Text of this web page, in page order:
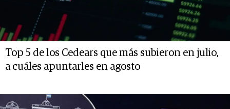
Top 5 de los Cedears que más subieron en julio,
a cuáles apuntarles en agosto